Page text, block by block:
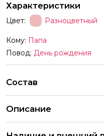
Характеристики
Цвет: Разноцветный
Кому: Папа
Повод: День рождения
Состав
Описание